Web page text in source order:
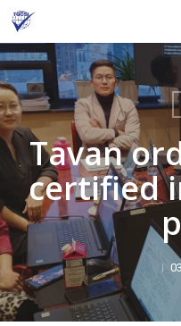
Skip
main
content
Tavan
certified